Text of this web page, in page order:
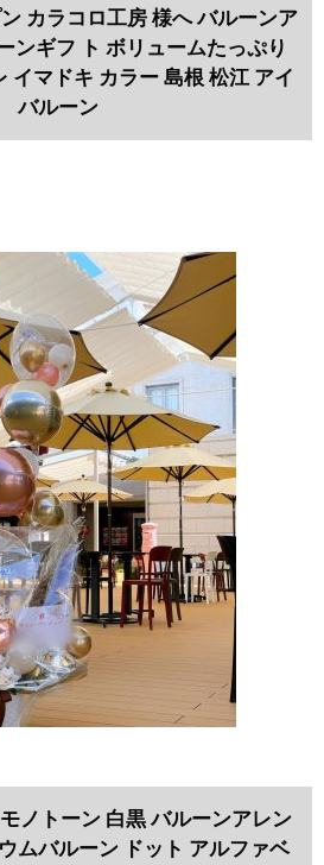
カラコロ工房 様へ バルーンア
ンギフ ト ボリュームたっぷり
イマドキ カラー 島根 松江 アイ
バルーン
ノトーン 白黒 バルーンアレン
ムバルーン ドット アルファベ